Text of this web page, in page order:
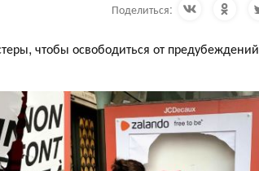
Поделиться:
чтобы освободиться от предубеждений